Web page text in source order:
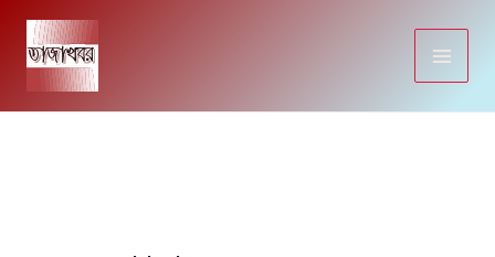
Skip
content